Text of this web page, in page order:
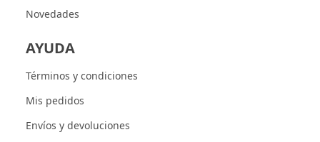
Novedades
AYUDA
Términos y condiciones
Mis pedidos
Envíos y devoluciones